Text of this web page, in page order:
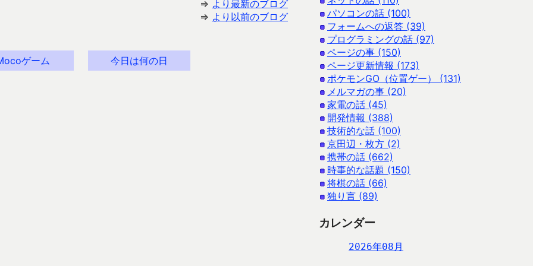
⇒ より最新のブログ
⇒ より以前のブログ
ゲーム 今日は何の日
パソコンの話 (100)
フォームへの返答 (39)
プログラミングの話 (97)
ページの事 (150)
ページ更新情報 (173)
ポケモンGO（位置ゲー） (131)
メルマガの事 (20)
家電の話 (45)
開発情報 (388)
技術的な話 (100)
京田辺・枚方 (2)
携帯の話 (662)
時事的な話題 (150)
将棋の話 (66)
独り言 (89)
カレンダー
2026年08月